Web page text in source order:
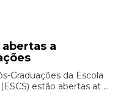
a
Graduações da Escola
estão abertas at ...